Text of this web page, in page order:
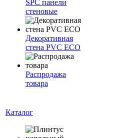
SPC панели
стеновые
Декоративная
стена PVC ECO
Распродажа
товара
Каталог